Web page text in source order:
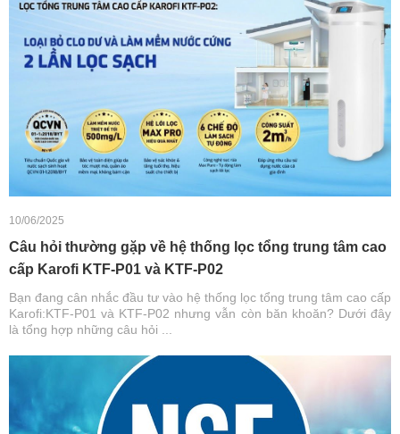
10/06/2025
Câu hỏi thường gặp về hệ thống lọc tổng trung tâm cao
cấp Karofi KTF-P01 và KTF-P02
Bạn đang cân nhắc đầu tư vào hệ thống lọc tổng trung tâm cao cấp
Karofi:KTF-P01 và KTF-P02 nhưng vẫn còn băn khoăn? Dưới đây
là tổng hợp những câu hỏi ...